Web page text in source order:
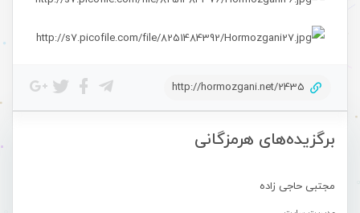
برگزیده‌های هرمزگانی
مجتبی حاجی زاده
http://hormozgani.net/2435